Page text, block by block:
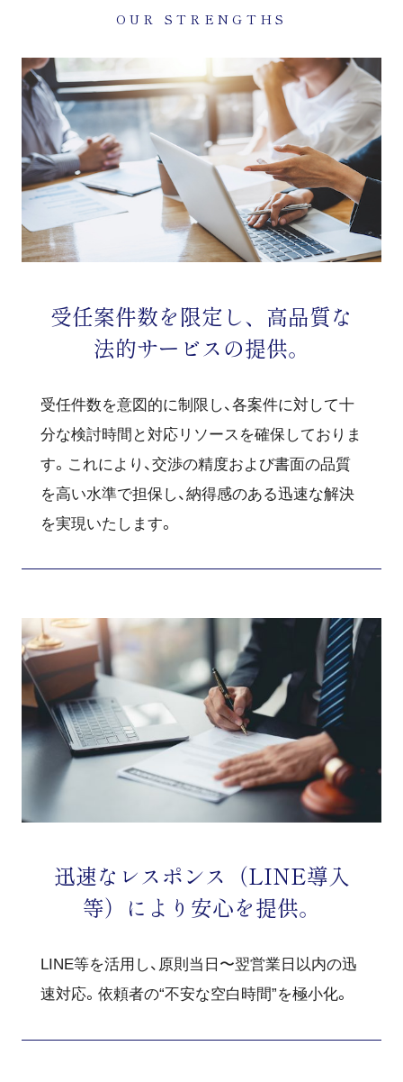
OUR STRENGTHS
受任案件数を限定し、高品質な
法的サービスの提供。
受任件数を意図的に制限し、各案件に対して十
分な検討時間と対応リソースを確保しておりま
す。これにより、交渉の精度および書面の品質
を高い水準で担保し、納得感のある迅速な解決
を実現いたします。
迅速なレスポンス（LINE導入
等）により安心を提供。
LINE等を活用し、原則当日〜翌営業日以内の迅
速対応。依頼者の“不安な空白時間”を極小化。